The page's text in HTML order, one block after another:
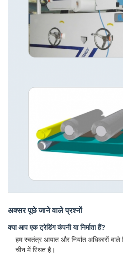
अक्सर पूछे जाने वाले प्रश्नों
क्या आप एक ट्रेडिंग कंपनी या निर्माता हैं?
हम स्वतंत्र आयात और निर्यात अधिकारों वाले
चीन में स्थित है।